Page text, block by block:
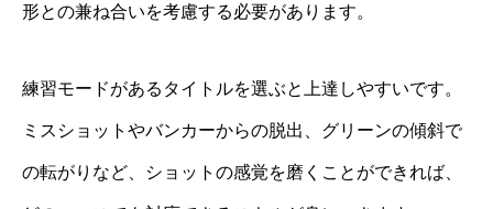
形との兼ね合いを考慮する必要があります。
練習モードがあるタイトルを選ぶと上達しやすいです。
ミスショットやバンカーからの脱出、グリーンの傾斜で
の転がりなど、ショットの感覚を磨くことができれば、